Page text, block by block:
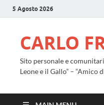
5 Agosto 2026
CARLO
Sito personale e
Leone e il Gallo” – “Amico